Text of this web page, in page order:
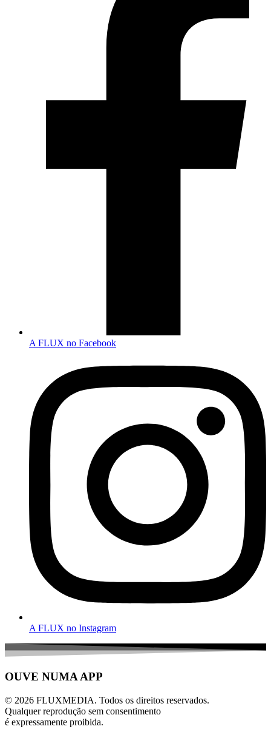
A FLUX no Facebook
A FLUX no Instagram
OUVE NUMA APP
© 2026 FLUXMEDIA. Todos os direitos reservados.
Qualquer reprodução sem consentimento
é expressamente proibida.